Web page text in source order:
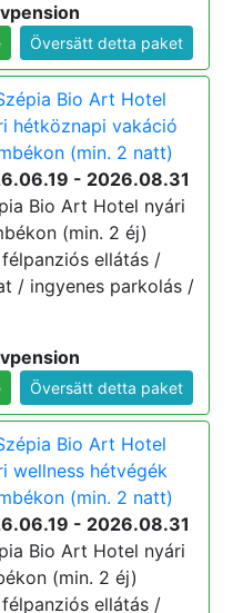
Översätt detta paket
Bio Art Hotel
hétköznapi vakáció
(min. 2 natt)
- 2026.08.31
Bio Art Hotel nyári
(min. 2 éj)
ellátás /
/ ingyenes parkolás /
Översätt detta paket
Bio Art Hotel
wellness hétvégék
(min. 2 natt)
- 2026.08.31
Bio Art Hotel nyári
(min. 2 éj)
ellátás /